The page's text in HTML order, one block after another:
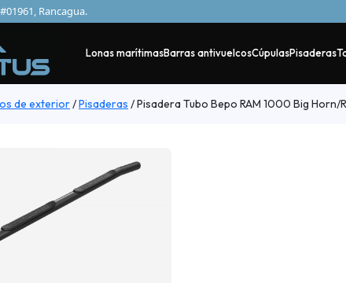
Rancagua.
Lonas marítimasBarras antivuelcosCúpulasPisaderas
de exterior/Pisaderas /Pisadera Tubo Bepo RAM 1000 Big